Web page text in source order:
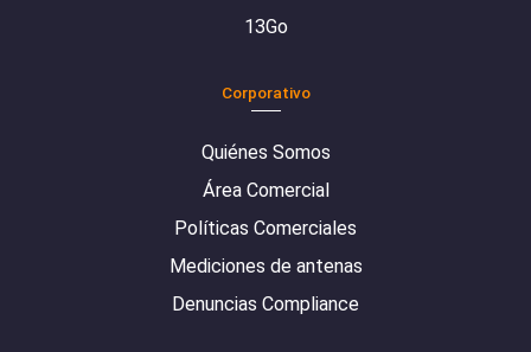
13Go
Corporativo
Quiénes Somos
Área Comercial
Políticas Comerciales
Mediciones de antenas
Denuncias Compliance